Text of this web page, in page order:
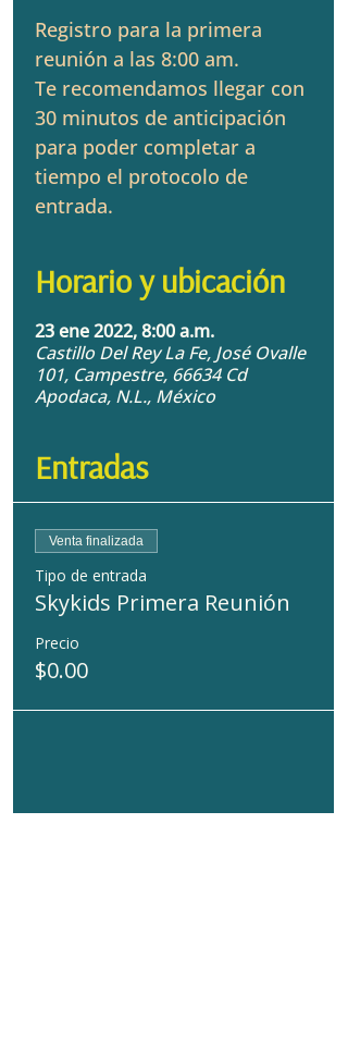
Registro para la primera
reunión a las 8:00 am.
Te recomendamos llegar con
30 minutos de anticipación
para poder completar a
tiempo el protocolo de
entrada.
Horario y ubicación
23 ene 2022, 8:00 a.m.
Castillo Del Rey La Fe, José Ovalle
101, Campestre, 66634 Cd
Apodaca, N.L., México
Entradas
Venta finalizada
Tipo de entrada
Skykids Primera Reunión
Precio
$0.00